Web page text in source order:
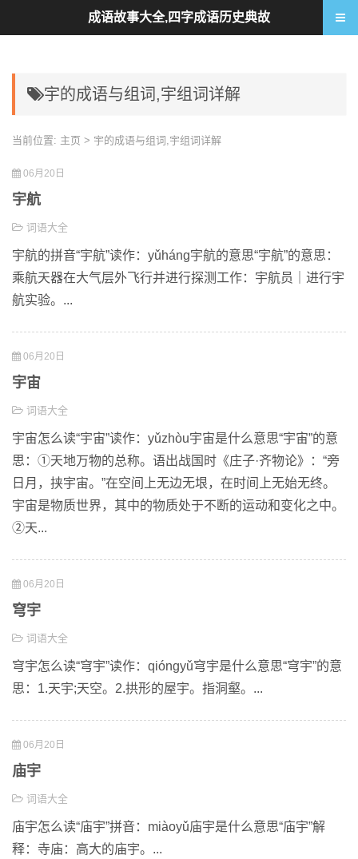
宇的成语与组词,宇组词详解
当前位置: 主页 > 宇的成语与组词,宇组词详解
06月20日
宇航
词语大全
宇航的拼音“宇航”读作：yǔháng宇航的意思“宇航”的意思：
乘航天器在大气层外飞行并进行探测工作：宇航员｜进行宇
航实验。...
06月20日
宇宙
词语大全
宇宙怎么读“宇宙”读作：yǔzhòu宇宙是什么意思“宇宙”的意
思：①天地万物的总称。语出战国时《庄子·齐物论》：“旁
日月，挟宇宙。”在空间上无边无垠，在时间上无始无终。
宇宙是物质世界，其中的物质处于不断的运动和变化之中。
②天...
06月20日
穹宇
词语大全
穹宇怎么读“穹宇”读作：qióngyǔ穹宇是什么意思“穹宇”的意
思：1.天宇;天空。2.拱形的屋宇。指洞壑。...
06月20日
庙宇
词语大全
庙宇怎么读“庙宇”拼音：miàoyǔ庙宇是什么意思“庙宇”解
释：寺庙：高大的庙宇。...
成语故事大全,四字成语历史典故